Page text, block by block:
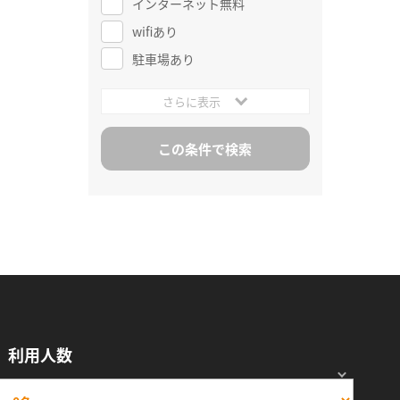
wifiあり
駐車場あり
さらに表示
利用人数